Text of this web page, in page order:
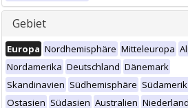
Gebiet
Europa Nordhemisphäre Mitteleuropa
Nordamerika Deutschland Dänemark
Skandinavien Südhemisphäre
Ostasien Südasien Australien